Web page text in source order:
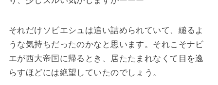
それだけソビエシュは追い詰められていて、縋るよ
うな気持ちだったのかなと思います。それこそナビ
エが西大帝国に帰るとき、居たたまれなくて目を逸
らすほどには絶望していたのでしょう。